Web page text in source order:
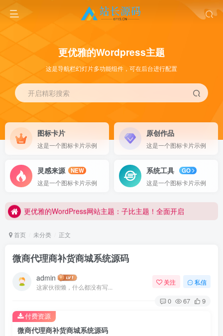
更优雅的Wordpress主题
这是导航栏幻灯片多功能组件，可在后台进行配置
开启精彩搜索
图标卡片
这是一个图标卡片示例
原创作品
这是一个图标卡片示例
灵感来源
NEW
这是一个图标卡片示例
系统工具
GO
这是一个图标卡片示例
更优雅的WordPress网站主题：子比主题！全面开启
更优雅的WordPress网站主题：子比主题！全面开启
首页 未分类 正文
微商代理商补货商城系统源码
admin
这家伙很懒，什么都没有写...
关注 私信
0 67 9
微商代理商补货商城系统源码
付费资源